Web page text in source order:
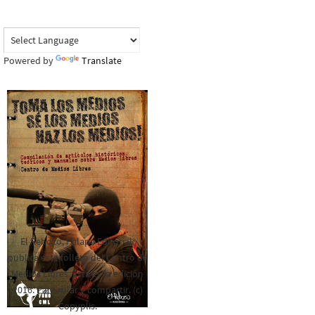
Powered by Translate
El Rebozo, Palapa Editorial,
publica este folleto del Centro de
Medios Libres. Esta es la edición
2016. Para rolar y compartir. (c)
Copyplis.